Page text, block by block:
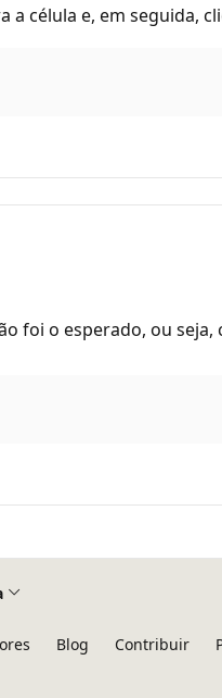
célula e, em seguida,
foi o esperado, ou
Blog Contribuir